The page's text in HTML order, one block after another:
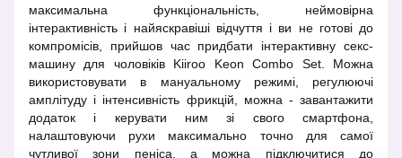
максимальна функціональність, неймовірна
інтерактивність і найяскравіші відчуття і ви не готові до
компромісів, прийшов час придбати інтерактивну секс-
машину для чоловіків Kiiroo Keon Combo Set. Можна
використовувати в мануальному режимі, регулюючі
амплітуду і інтенсивність фрикцій, можна - завантажити
додаток і керувати ним зі свого смартфона,
налаштовуючи рухи максимально точно для самої
чутливої зони пеніса, а можна підключитися до